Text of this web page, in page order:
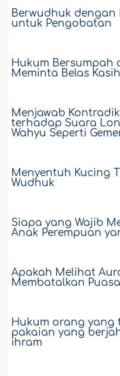
Berwudhuk dengan
untuk Pengobatan
Hukum Bersumpah
Meminta Belas Kasih
Menjawab
terhadap Suara
Wahyu Seperti
Menyentuh Kucing
Wudhuk
Siapa yang Wajib
Anak Perempuan
Apakah Melihat
Membatalkan
Hukum orang yang
pakaian yang
ihram